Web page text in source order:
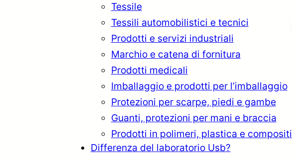
Tessile
Tessili automobilistici e tecnici
Prodotti e servizi industriali
Marchio e catena di fornitura
Prodotti medicali
Imballaggio e prodotti per l’imballaggio
Protezioni per scarpe, piedi e gambe
Guanti, protezioni per mani e braccia
Prodotti in polimeri, plastica e compositi
Differenza del laboratorio Usb?
Français Italiano